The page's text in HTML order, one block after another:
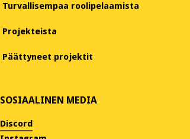
Turvallisempaa roolipelaamista
Projekteista
Päättyneet projektit
SOSIAALINEN MEDIA
Discord